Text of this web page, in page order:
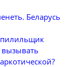
Беларусь
пилильщик